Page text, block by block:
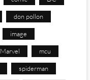
don pollon
image
Marvel mcu
spiderman